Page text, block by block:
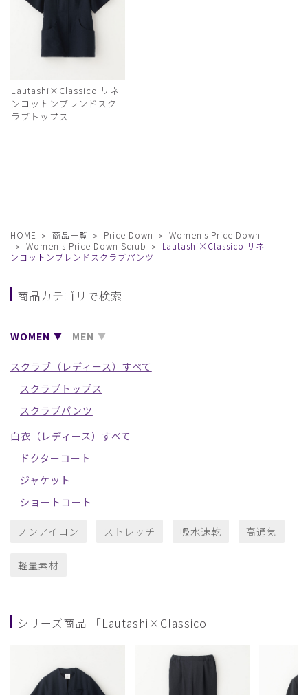
Lautashi×Classico リネ
ンコットンブレンドスク
ラブトップス
HOME 商品一覧 Price Down
Women's Price Down
Women's Price Down Scrub
Lautashi×Classico リネ
ンコットンブレンドスクラブパンツ
商品カテゴリで検索
WOMEN MEN
スクラブ（レディース）すべて
スクラブトップス
スクラブパンツ
白衣（レディース）すべて
ドクターコート
ジャケット
ショートコート
ノンアイロン ストレッチ 吸水速乾 高通気
軽量素材
シリーズ商品 「Lautashi×Classico」